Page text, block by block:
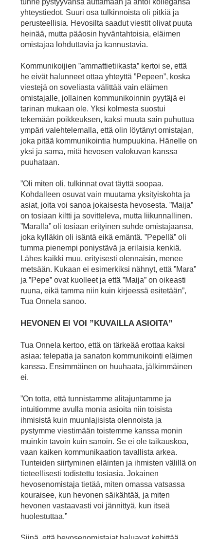
tunne pystyyvänsä auttamaan ja antoi kollegansa
yhteystiedot. Suuri osa tulkinnoista oli pitkiä ja
perusteellisia. Hevosilta saadut viestit olivat puuta
heinää, mutta pääosin hyväntahtoisia, eläimen
omistajaa lohduttavia ja kannustavia.
Kommunikoijien ”ammattietiikasta” kertoi se, että
he eivät halunneet ottaa yhteyttä ”Pepeen”, koska
viestejä on soveliasta välittää vain eläimen
omistajalle, jollainen kommunikoinnin pyytäjä ei
tarinan mukaan ole. Yksi kolmesta suostui
tekemään poikkeuksen, kaksi muuta sain puhuttua
ympäri valehtelemalla, että olin löytänyt omistajan,
joka pitää kommunikointia humpuukina. Hänelle on
yksi ja sama, mitä hevosen valokuvan kanssa
puuhataan.
”Oli miten oli, tulkinnat ovat täyttä soopaa.
Kohdalleen osuvat vain muutama yksityiskohta ja
asiat, joita voi sanoa jokaisesta hevosesta. ”Maija”
on tosiaan kiltti ja sovitteleva, mutta liikunnallinen.
”Maralla” oli tosiaan erityinen suhde omistajaansa,
joka kylläkin oli isäntä eikä emäntä. ”Pepellä” oli
tumma pienempi poniystävä ja erilaisia kenkiä.
Lähes kaikki muu, erityisesti olennaisin, menee
metsään. Kukaan ei esimerkiksi nähnyt, että ”Mara”
ja ”Pepe” ovat kuolleet ja että ”Maija” on oikeasti
ruuna, eikä tamma niin kuin kirjeessä esitetään”,
Tua Onnela sanoo.
HEVONEN EI VOI ”KUVAILLA ASIOITA”
Tua Onnela kertoo, että on tärkeää erottaa kaksi
asiaa: telepatia ja sanaton kommunikointi eläimen
kanssa. Ensimmäinen on huuhaata, jälkimmäinen
ei.
”On totta, että tunnistamme alitajuntamme ja
intuitiomme avulla monia asioita niin toisista
ihmisistä kuin muunlajisista olennoista ja
pystymme viestimään toistemme kanssa monin
muinkin tavoin kuin sanoin. Se ei ole taikauskoa,
vaan kaiken kommunikaation tavallista arkea.
Tunteiden siirtyminen eläinten ja ihmisten välillä on
tieteellisesti todistettu tosiasia. Jokainen
hevosenomistaja tietää, miten omassa vatsassa
kouraisee, kun hevonen säikähtää, ja miten
hevonen vastaavasti voi jännittyä, kun itseä
huolestuttaa.”